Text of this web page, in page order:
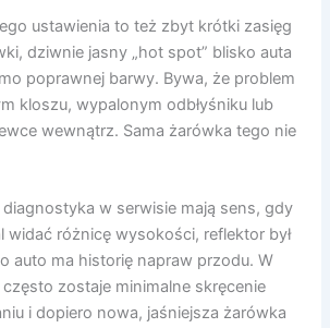
ustawienia to też zbyt krótki zasięg
dziwnie jasny „hot spot” blisko auta
poprawnej barwy. Bywa, że problem
kloszu, wypalonym odbłyśniku lub
wewnątrz. Sama żarówka tego nie
diagnostyka w serwisie mają sens, gdy
widać różnicę wysokości, reflektor był
auto ma historię napraw przodu. W
zostaje minimalne skręcenie
i dopiero nowa, jaśniejsza żarówka